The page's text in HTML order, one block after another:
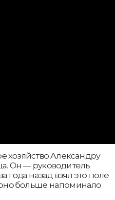
хозяйство Александру
Он — руководитель
года назад взял это поле
больше напоминало